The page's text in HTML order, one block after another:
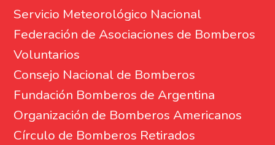
Servicio Meteorológico Nacional
Federación de Asociaciones de Bomberos
Voluntarios
Consejo Nacional de Bomberos
Fundación Bomberos de Argentina
Organización de Bomberos Americanos
Círculo de Bomberos Retirados